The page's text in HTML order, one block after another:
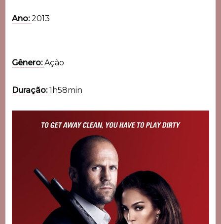
Ano:2013
Gênero:Ação
Duração:1h58min